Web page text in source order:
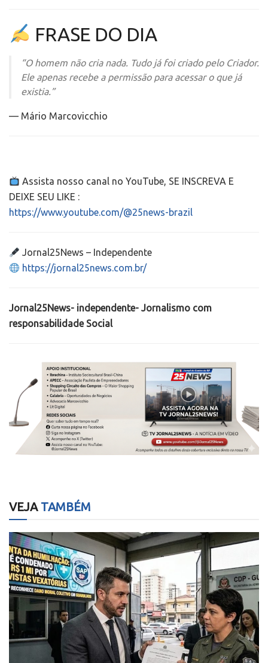
FRASE DO DIA
“O homem não cria nada. Tudo já foi criado pelo Criador.
Ele apenas recebe a permissão para acessar o que já
existia.”
— Mário Marcovicchio
Assista nosso canal no YouTube, SE INSCREVA E
DEIXE SEU LIKE :
https://www.youtube.com/@25news-brazil
Jornal25News – Independente
https://jornal25news.com.br/
Jornal25News- independente- Jornalismo com
responsabilidade Social
VEJATAMBÉM